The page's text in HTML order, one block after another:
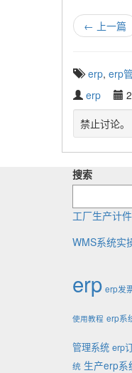
← 上一篇
T
g
g
e
i
t
:
erp, erp
W
r
i
t
t
e
n
y
erp
P
u
l
i
d
禁止讨论。
搜索
工厂生产计
WMS系统实
erp erp发
使用教程 erp系
管理系统 erp
统 生产erp系